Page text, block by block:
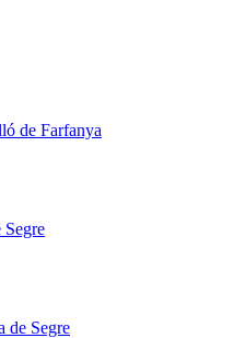
de Farfanya
Segre
de Segre